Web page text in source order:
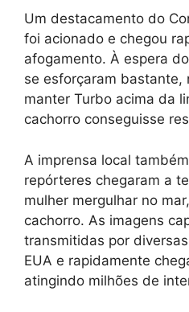
Um destacamento do
foi acionado e chegou
afogamento. À espera
se esforçaram bastante,
manter Turbo acima da
cachorro conseguisse
A imprensa local
repórteres chegaram a
mulher mergulhar no
cachorro. As imagens
transmitidas por
EUA e rapidamente
atingindo milhões de